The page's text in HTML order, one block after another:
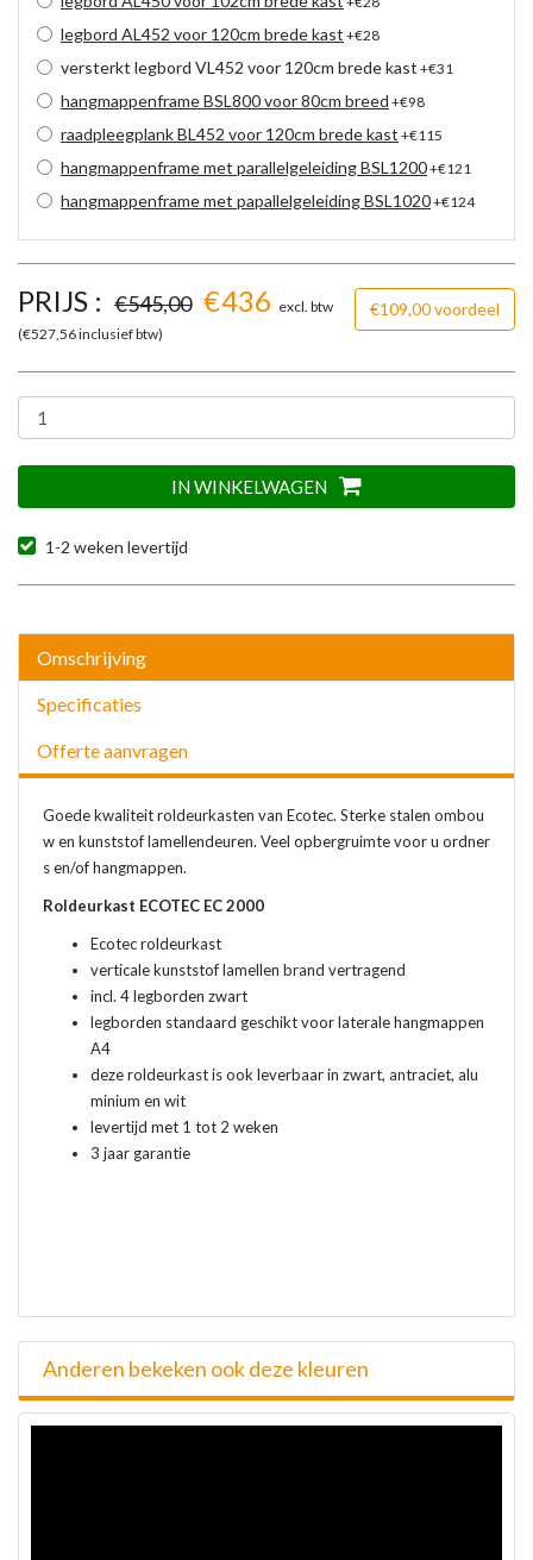
legbord AL452 voor 120cm brede kast +€28
versterkt legbord VL452 voor 120cm brede kast +€31
hangmappenframe BSL800 voor 80cm breed +€98
raadpleegplank BL452 voor 120cm brede kast +€115
hangmappenframe met parallelgeleiding BSL1200+€121
hangmappenframe met papallelgeleiding BSL1020+€124
PRIJS : €545,00 €436 excl. btw €109,00 voordeel
(€527,56inclusief btw)
IN WINKELWAGEN
1-2 weken levertijd
Omschrijving
Specificaties
Offerte aanvragen
Goede kwaliteit roldeurkasten van Ecotec. Sterke stalen ombou
w en kunststof lamellendeuren. Veel opbergruimte voor u ordner
s en/of hangmappen.
Roldeurkast ECOTEC EC 2000
Ecotec roldeurkast
verticale kunststof lamellen brand vertragend
incl. 4 legborden zwart
legborden standaard geschikt voor laterale hangmappen
A4
deze roldeurkast is ook leverbaar in zwart, antraciet, alu
minium en wit
levertijd met 1 tot 2 weken
3 jaar garantie
Anderen bekeken ook deze kleuren